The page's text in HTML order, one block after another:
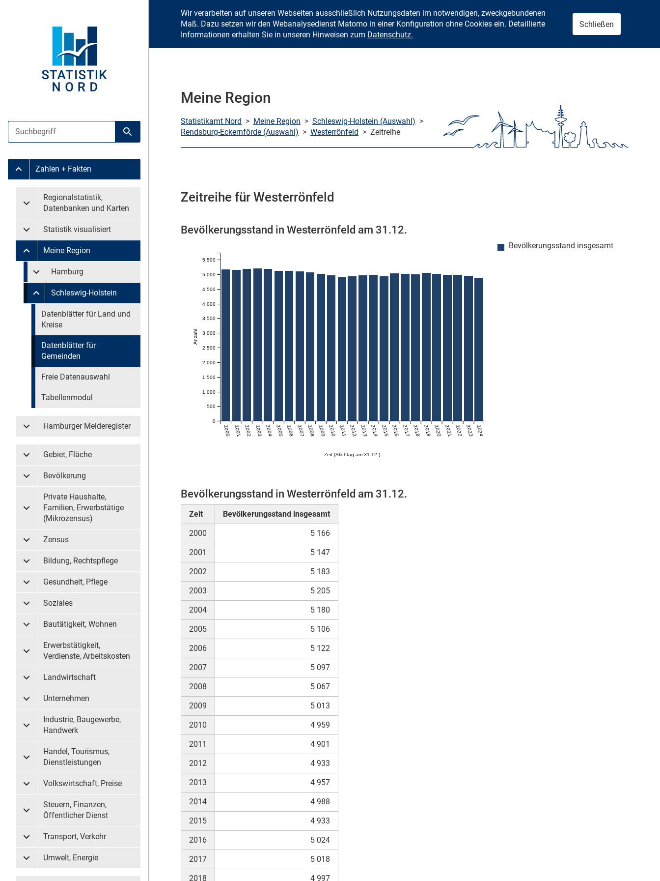
Zum Inhalt springen
Suche
Suche starten
Untermenü Zahlen + Fakten
Zahlen + Fakten
Untermenü überspringen
Untermenü Regionalstatistik, Datenbanken und Karten
Regionalstatistik,
Datenbanken und Karten
Untermenü Statistik visualisiert
Statistik visualisiert
Untermenü Meine Region
Meine Region
Untermenü überspringen
Untermenü Meine Region Hamburg
Hamburg
Untermenü Meine Region Schleswig-Holstein
Schleswig-Holstein
Untermenü überspringen
Datenblätter für Land und
Kreise
Datenblätter für
Gemeinden
Freie Datenauswahl
Tabellenmodul
Untermenü Hamburger Melderegister
Hamburger Melderegister
Untermenü Gebiet, Fläche
Gebiet, Fläche
Untermenü Bevölkerung
Bevölkerung
Untermenü Private Haushalte, Familien, Erwerbstätige (Mikrozensus)
Private Haushalte,
Familien, Erwerbstätige
(Mikrozensus)
Untermenü Zensus
Zensus
Untermenü Bildung, Rechtspflege
Bildung, Rechtspflege
Untermenü Gesundheit, Pflege
Gesundheit, Pflege
Untermenü Soziales
Soziales
Untermenü Bautätigkeit, Wohnen
Bautätigkeit, Wohnen
Untermenü Erwerbstätigkeit, Verdienste, Arbeitskosten
Erwerbstätigkeit,
Verdienste, Arbeitskosten
Untermenü Landwirtschaft
Landwirtschaft
Untermenü Unternehmen
Unternehmen
Untermenü Industrie, Baugewerbe, Handwerk
Industrie, Baugewerbe,
Handwerk
Untermenü Handel, Tourismus, Dienstleistungen
Handel, Tourismus,
Dienstleistungen
Untermenü Volkswirtschaft, Preise
Volkswirtschaft, Preise
Untermenü Steuern, Finanzen, Öffentlicher Dienst
Steuern, Finanzen,
Öffentlicher Dienst
Untermenü Transport, Verkehr
Transport, Verkehr
Untermenü Umwelt, Energie
Umwelt, Energie
Wir verarbeiten auf unseren Webseiten ausschließlich Nutzungsdaten im notwendigen, zweckgebundenen
Maß. Dazu setzen wir den Webanalysedienst Matomo in einer Konfiguration ohne Cookies ein. Detaillierte
Informationen erhalten Sie in unseren Hinweisen zum Datenschutz.
Schließen
Meine Region
Statistikamt Nord > Meine Region > Schleswig-Holstein (Auswahl) >
Rendsburg-Eckernförde (Auswahl) > Westerrönfeld > Zeitreihe
Zeitreihe für Westerrönfeld
Bevölkerungsstand in Westerrönfeld am 31.12.
Bevölkerungsstand insgesamt
Zeit (Stichtag am 31.12.)
2000 2001 2002 2003 2004 2005 2006 2007 2008 2009 2010 2011 2012 2013 2014 2015 2016 2017 2018 2019 2020 2021 2022 2023 2024
Anzahl
0
500
1 000
1 500
2 000
2 500
3 000
3 500
4 000
4 500
5 000
5 500
Bevölkerungsstand in Westerrönfeld am 31.12.
Zeit Bevölkerungsstand insgesamt
2000 5 166
2001 5 147
2002 5 183
2003 5 205
2004 5 180
2005 5 106
2006 5 122
2007 5 097
2008 5 067
2009 5 013
2010 4 959
2011 4 901
2012 4 933
2013 4 957
2014 4 988
2015 4 933
2016 5 024
2017 5 018
2018 4 997